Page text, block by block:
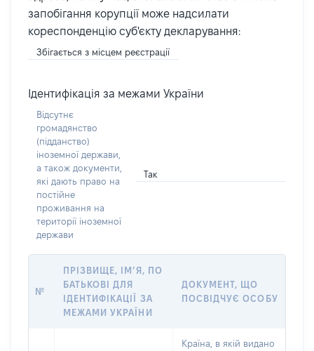
запобігання корупції може надсилати
кореспонденцію суб'єкту декларування:
Збігається з місцем реєстрації
Ідентифікація за межами України
Відсутнє
громадянство
(підданство)
іноземної держави,
а також документи,
які дають право на
постійне
проживання на
території іноземної
держави
Так
№
ПРІЗВИЩЕ, ІМ’Я, ПО
БАТЬКОВІ ДЛЯ
ІДЕНТИФІКАЦІЇ ЗА
МЕЖАМИ УКРАЇНИ
ДОКУМЕНТ, ЩО
ПОСВІДЧУЄ ОСОБУ
Країна, в якій видано